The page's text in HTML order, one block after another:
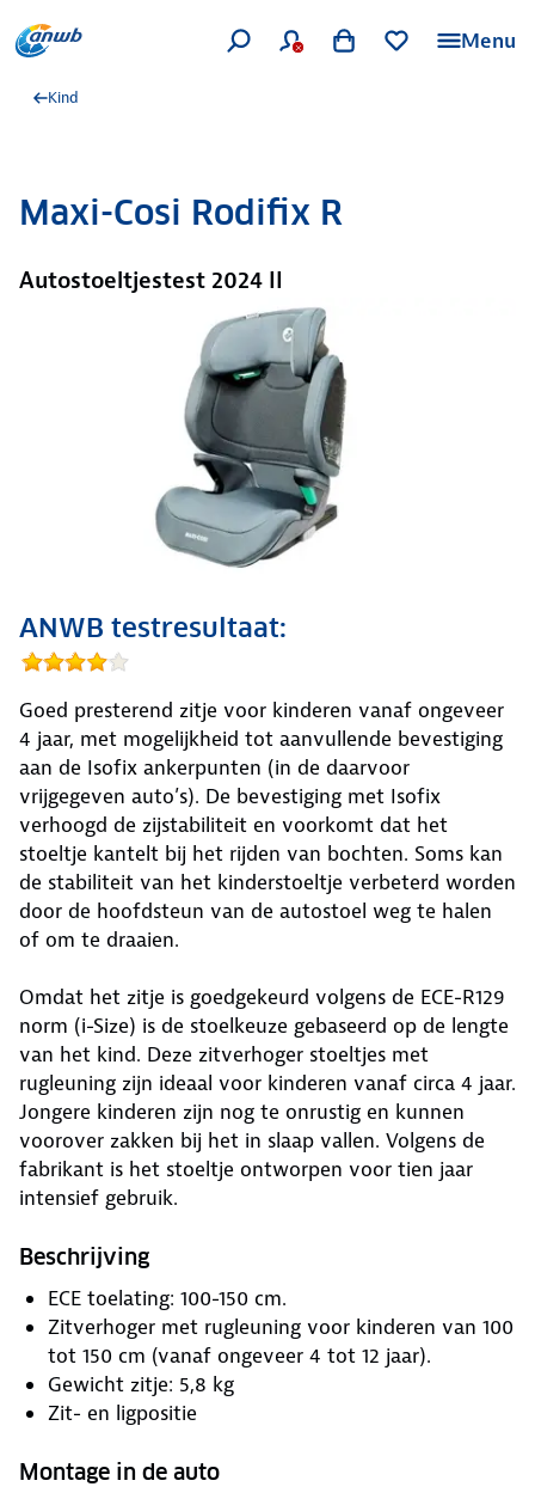
Menu
Kind
Maxi-Cosi Rodifix R
Autostoeltjestest 2024 II
ANWB testresultaat:
Goed presterend zitje voor kinderen vanaf ongeveer
4 jaar, met mogelijkheid tot aanvullende bevestiging
aan de Isofix ankerpunten (in de daarvoor
vrijgegeven auto’s). De bevestiging met Isofix
verhoogd de zijstabiliteit en voorkomt dat het
stoeltje kantelt bij het rijden van bochten. Soms kan
de stabiliteit van het kinderstoeltje verbeterd worden
door de hoofdsteun van de autostoel weg te halen
of om te draaien.
Omdat het zitje is goedgekeurd volgens de ECE-R129
norm (i-Size) is de stoelkeuze gebaseerd op de lengte
van het kind. Deze zitverhoger stoeltjes met
rugleuning zijn ideaal voor kinderen vanaf circa 4 jaar.
Jongere kinderen zijn nog te onrustig en kunnen
voorover zakken bij het in slaap vallen. Volgens de
fabrikant is het stoeltje ontworpen voor tien jaar
intensief gebruik.
Beschrijving
ECE toelating: 100-150 cm.
Zitverhoger met rugleuning voor kinderen van 100
tot 150 cm (vanaf ongeveer 4 tot 12 jaar).
Gewicht zitje: 5,8 kg
Zit- en ligpositie
Montage in de auto